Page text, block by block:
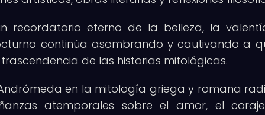
recordatorio eterno de la belleza, la
continúa asombrando y cautivando a
de las historias mitológicas.
en la mitología griega y romana
atemporales sobre el amor, el